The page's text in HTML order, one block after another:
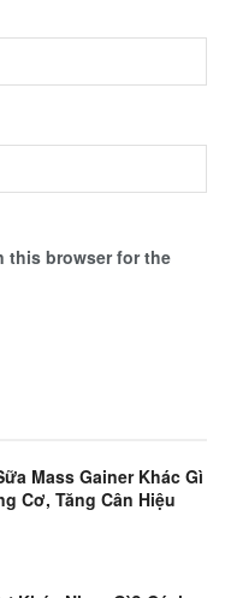
this browser for the
Mass Gainer Khác Gì
Cơ, Tăng Cân Hiệu